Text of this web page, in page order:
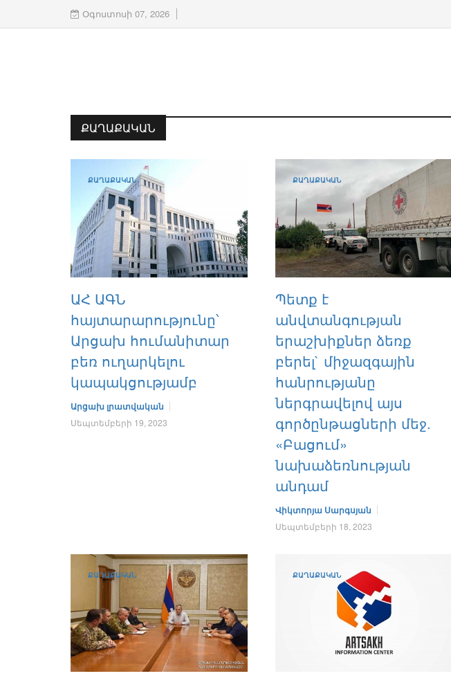
Օգոստոսի 07, 2026
ՔԱՂԱՔԱԿԱՆ
ՔԱՂԱՔԱԿԱՆ
ԱՀ ԱԳՆ
հայտարարությունը՝
Արցախ հումանիտար
բեռ ուղարկելու
կապակցությամբ
Արցախ լրատվական
Սեպտեմբերի 19, 2023
ՔԱՂԱՔԱԿԱՆ
Պետք է
անվտանգության
երաշխիքներ ձեռք
բերել` միջազգային
հանրությանը
ներգրավելով այս
գործընթացների մեջ.
«Բացում»
նախաձեռնության
անդամ
Վիկտորյա Սարգսյան
Սեպտեմբերի 18, 2023
ՔԱՂԱՔԱԿԱՆ ՔԱՂԱՔԱԿԱՆ